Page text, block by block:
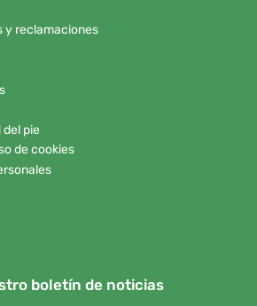
y reclamaciones
del pie
de cookies
boletín de noticias